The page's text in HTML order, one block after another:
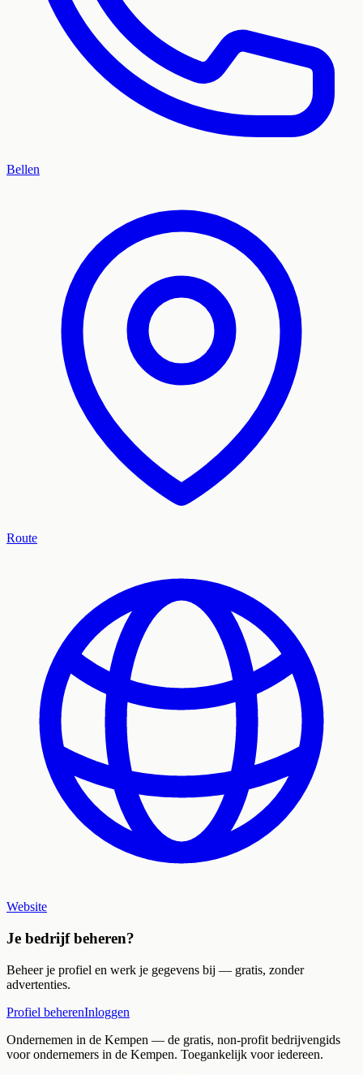
Bellen
Route
Website
Je bedrijf beheren?
Beheer je profiel en werk je gegevens bij — gratis, zonder
advertenties.
Profiel beherenInloggen
Ondernemen in de Kempen — de gratis, non-profit bedrijvengids
voor ondernemers in de Kempen. Toegankelijk voor iedereen.